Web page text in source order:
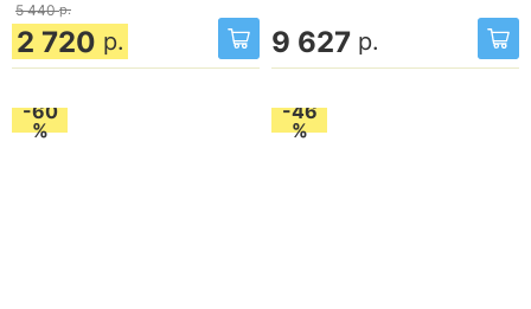
5 440 р.
2 720 р. 9 627 р.
-60
%
-46
%